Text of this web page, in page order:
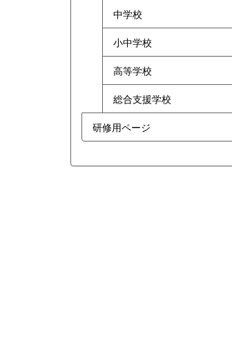
中学校
小中学校
高等学校
総合支援学校
研修用ページ